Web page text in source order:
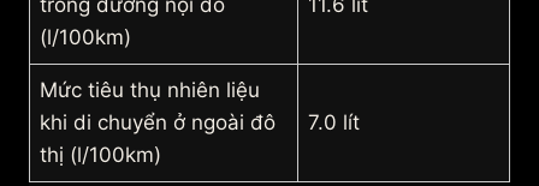
trong đường nội đô
(l/100km)
11.6 lít
Mức tiêu thụ nhiên liệu
khi di chuyển ở ngoài đô
thị (l/100km)
7.0 lít